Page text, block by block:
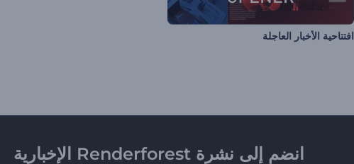
افتتاحية الأخبار العاجلة
انضم إلى نشرة Renderforest الإخبارية